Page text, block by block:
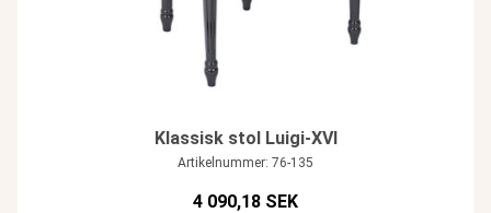
Klassisk stol Luigi-XVI
Artikelnummer: 76-135
4 090,18 SEK